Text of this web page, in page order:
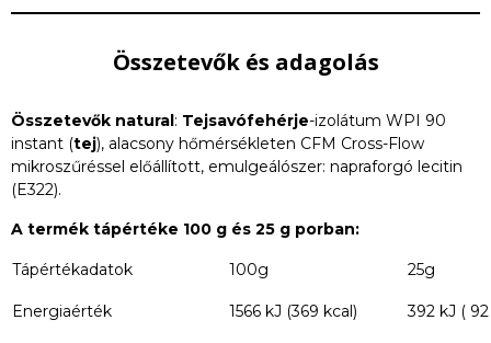
Összetevők és adagolás
Összetevők natural: Tejsavófehérje-izolátum WPI 90
instant (tej), alacsony hőmérsékleten CFM Cross-Flow
mikroszűréssel előállított, emulgeálószer: napraforgó lecitin
(E322).
A termék tápértéke 100 g és 25 g porban:
Tápértékadatok 100g 25g
Energiaérték 1566 kJ (369 kcal) 392 kJ (